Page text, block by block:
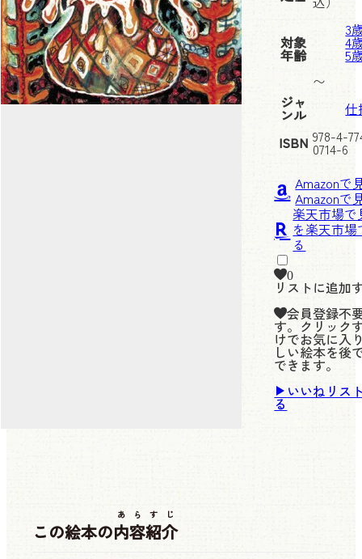
対象
年齢
3
4
5
〜
ジャ
ンル
仕
ISBN 978-4-
0714-6
Amazonで
楽天市場で
0
リストに追加
会員登録不
す。クリック
けでお気に入
しい絵本を後
できます。
いいねリス
る
この絵本の内容紹介
あらすじ